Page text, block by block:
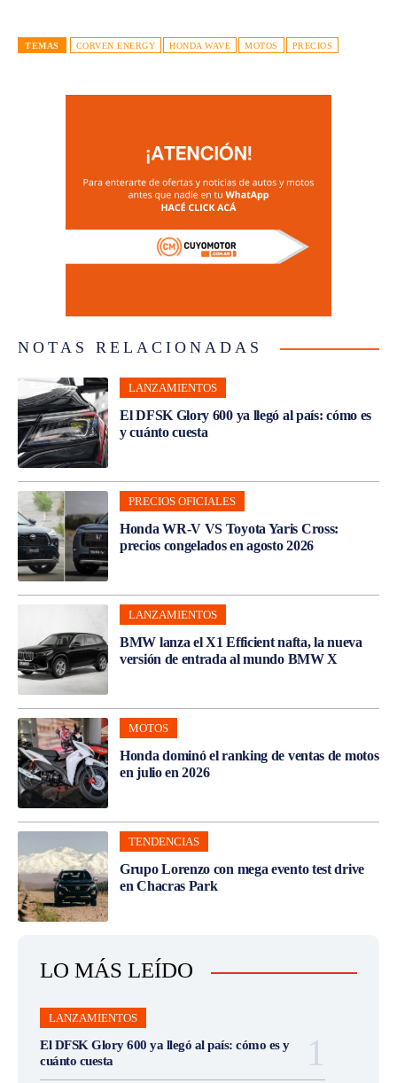
TEMAS CORVEN ENERGY HONDA WAVE MOTOS PRECIOS
NOTAS RELACIONADAS
LANZAMIENTOS
El DFSK Glory 600 ya llegó al país: cómo es
y cuánto cuesta
PRECIOS OFICIALES
Honda WR-V VS Toyota Yaris Cross:
precios congelados en agosto 2026
LANZAMIENTOS
BMW lanza el X1 Efficient nafta, la nueva
versión de entrada al mundo BMW X
MOTOS
Honda dominó el ranking de ventas de motos
en julio en 2026
TENDENCIAS
Grupo Lorenzo con mega evento test drive
en Chacras Park
LO MÁS LEÍDO
LANZAMIENTOS
El DFSK Glory 600 ya llegó al país: cómo es y
cuánto cuesta